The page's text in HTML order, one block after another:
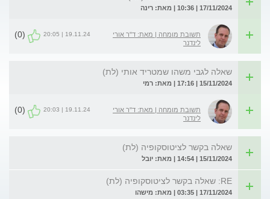
17/11/2024 | 10:36 | מאת: רינה
תשובת מומחה | מאת: ד"ר אורי
לינדנר
19.11.24 | 20:05
(0)
שאלה לגבי משהו שמטריד אותי (לת)
15/11/2024 | 17:16 | מאת: רמי
תשובת מומחה | מאת: ד"ר אורי
לינדנר
19.11.24 | 20:03
(0)
שאלה בקשר לציטוסקופיה (לת)
15/11/2024 | 14:54 | מאת: יובל
RE: שאלה בקשר לציטוסקופיה (לת)
17/11/2024 | 03:35 | מאת: מישהו